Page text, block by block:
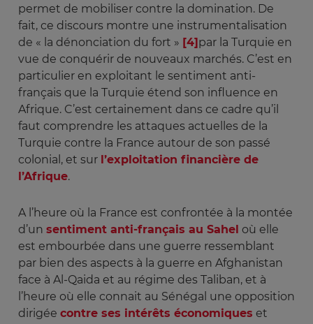
permet de mobiliser contre la domination. De
fait, ce discours montre une instrumentalisation
de « la dénonciation du fort » [4]par la Turquie en
vue de conquérir de nouveaux marchés. C’est en
particulier en exploitant le sentiment anti-
français que la Turquie étend son influence en
Afrique. C’est certainement dans ce cadre qu’il
faut comprendre les attaques actuelles de la
Turquie contre la France autour de son passé
colonial, et sur l’exploitation financière de
l’Afrique.
A l’heure où la France est confrontée à la montée
d’un sentiment anti-français au Sahel où elle
est embourbée dans une guerre ressemblant
par bien des aspects à la guerre en Afghanistan
face à Al-Qaida et au régime des Taliban, et à
l’heure où elle connait au Sénégal une opposition
dirigée contre ses intérêts économiques et